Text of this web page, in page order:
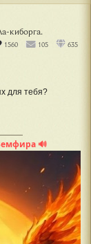
киборга.
1560 105 635
для тебя?
🔊